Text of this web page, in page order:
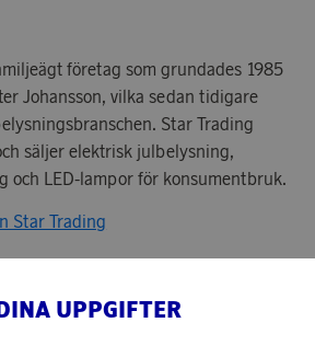
företag som grundades 1985
Johansson, vilka sedan tidigare
Star Trading
säljer elektrisk julbelysning,
och LED-lampor för konsumentbruk.
Star Trading
UPPGIFTER